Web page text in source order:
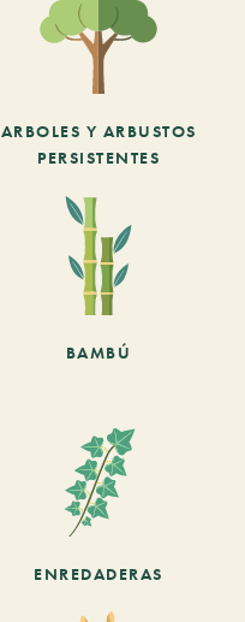
ARBOLES Y ARBUSTOS
PERSISTENTES
BAMBÚ
ENREDADERAS